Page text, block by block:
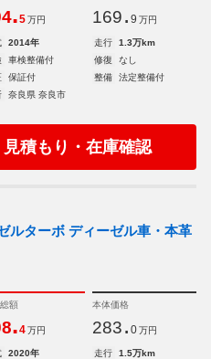
.5 万円 169. 9 万円
2014年 走行
1.3万km
車検整備付 修復
なし
保証付 整備
法定整備付
奈良県 奈良市
見積もり・在庫確認
ルターボ ディーゼル車・本革
額
.4 万円
本体価格
283. 0 万円
2020年 走行
1.5万km